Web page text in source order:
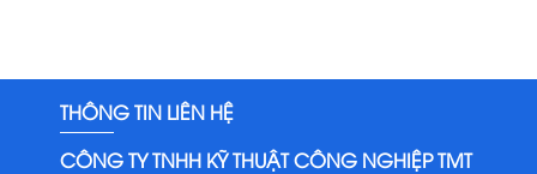
THÔNG TIN LIÊN HỆ
CÔNG TY TNHH KỸ THUẬT CÔNG NGHIỆP TMT